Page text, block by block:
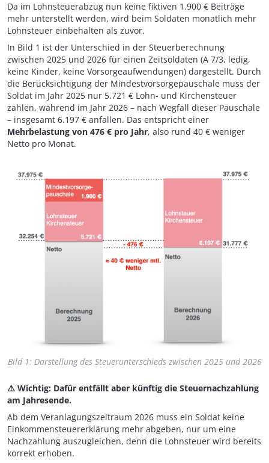
Da im Lohnsteuerabzug nun keine fiktiven 1.900 € Beiträge
mehr unterstellt werden, wird beim Soldaten monatlich mehr
Lohnsteuer einbehalten als zuvor.
In Bild 1 ist der Unterschied in der Steuerberechnung
zwischen 2025 und 2026 für einen Zeitsoldaten (A 7/3, ledig,
keine Kinder, keine Vorsorgeaufwendungen) dargestellt. Durch
die Berücksichtigung der Mindestvorsorgepauschale muss der
Soldat im Jahr 2025 nur 5.721 € Lohn- und Kirchensteuer
zahlen, während im Jahr 2026 – nach Wegfall dieser Pauschale
– insgesamt 6.197 € anfallen. Das entspricht einer
Mehrbelastung von 476 € pro Jahr, also rund 40 € weniger
Netto pro Monat.
Bild 1: Darstellung des Steuerunterschieds zwischen 2025 und 2026
⚠️ Wichtig: Dafür entfällt aber künftig die Steuernachzahlung
am Jahresende.
Ab dem Veranlagungszeitraum 2026 muss ein Soldat keine
Einkommensteuererklärung mehr abgeben, nur um eine
Nachzahlung auszugleichen, denn die Lohnsteuer wird bereits
korrekt erhoben.